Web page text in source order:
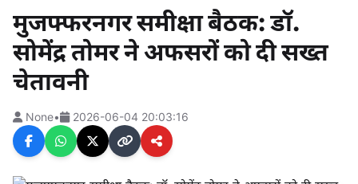
मुजफ्फरनगर समीक्षा बैठक: डॉ.
सोमेंद्र तोमर ने अफसरों को दी सख्त
चेतावनी
None• 2026-06-04 20:03:16